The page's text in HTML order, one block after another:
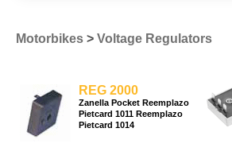
Motorbikes> Voltage Regulators
REG 2000
Zanella Pocket Reemplazo
Pietcard 1011 Reemplazo
Pietcard 1014